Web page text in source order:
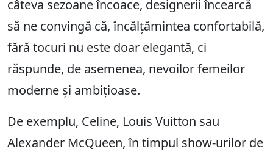
câteva sezoane încoace, designerii încearcă
să ne convingă că, încălțămintea confortabilă,
fără tocuri nu este doar elegantă, ci
răspunde, de asemenea, nevoilor femeilor
moderne și ambițioase.
De exemplu, Celine, Louis Vuitton sau
Alexander McQueen, în timpul show-urilor de